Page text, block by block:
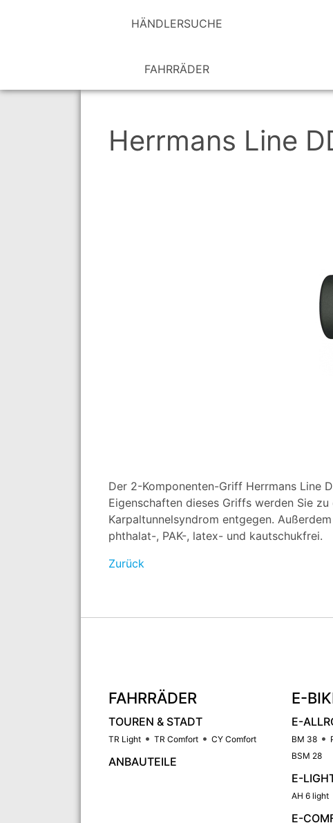
HÄNDLER­SUCHE
FAHRRÄDER
Herrmans Line
Der 2-Komponenten-Griff Herrmans Line
Eigenschaften dieses Griffs werden Sie
Karpaltunnelsyndrom entgegen.
phthalat-, PAK-, latex- und kautschukfrei.
Zurück
FAHRRÄDER
TOUREN & STADT
TR Light TR Comfort CY Comfort
ANBAUTEILE
E-
E-
BM 38
BSM 28
E-
AH 6 light
E-